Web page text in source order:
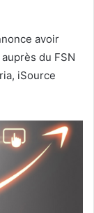
avoir
du FSN
iSource